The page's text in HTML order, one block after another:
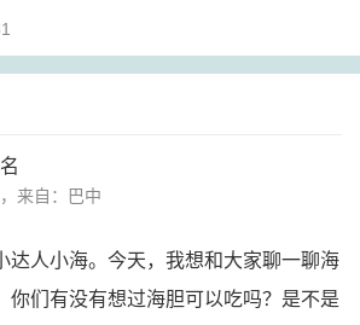
来自：巴中
达人小海。今天，我想和大家聊一聊海
你们有没有想过海胆可以吃吗？是不是